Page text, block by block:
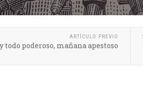
ARTÍCULO PREVIO
todo poderoso, mañana apestoso